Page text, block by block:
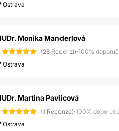
Ostrava
Monika Manderlová
(28 Recenzí)·100%
Ostrava
Martina Pavlicová
(1 Recenze)·100%
Ostrava